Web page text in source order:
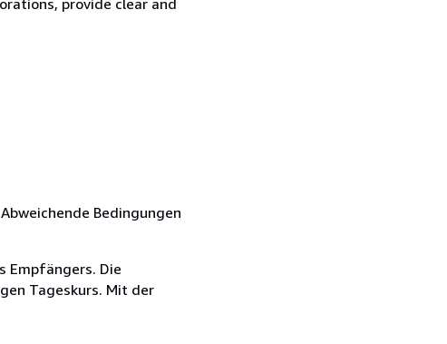
Bedingungen
Empfängers. Die
Tageskurs. Mit der